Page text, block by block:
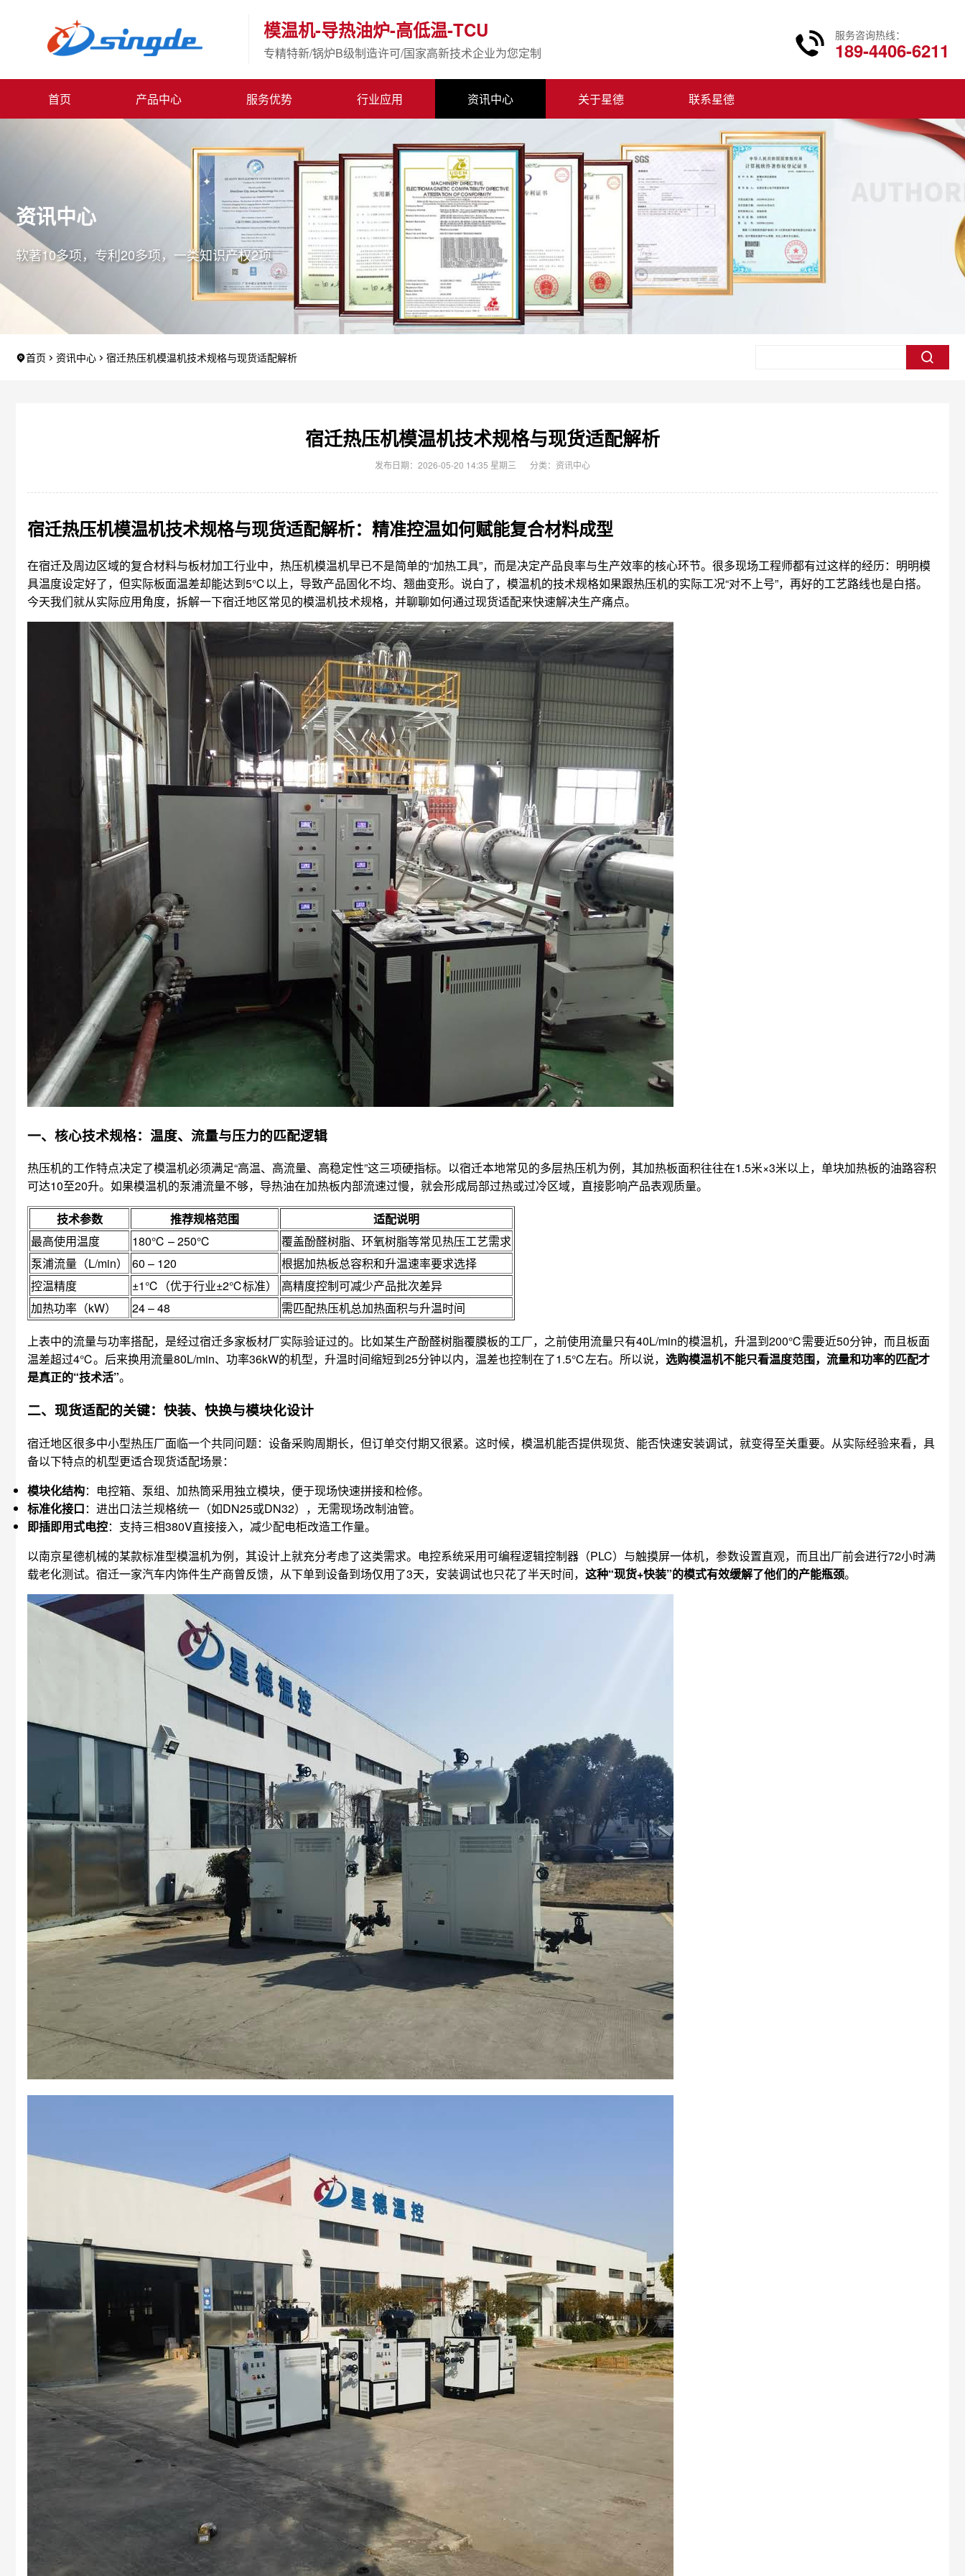
模温机-导热油炉-高低温-TCU
专精特新/锅炉B级制造许可/国家高新技术企业为您定制
服务咨询热线：
189-4406-6211
首页 产品中心 服务优势 行业应用 资讯中心 关于星德 联系星德
资讯中心
软著10多项，专利20多项，一类知识产权2项
首页 资讯中心 宿迁热压机模温机技术规格与现货适配解析
宿迁热压机模温机技术规格与现货适配解析
发布日期：2026-05-20 14:35 星期三 分类： 资讯中心
宿迁热压机模温机技术规格与现货适配解析：精准控温如何赋能复合材料成型
在宿迁及周边区域的复合材料与板材加工行业中，热压机模温机早已不是简单的“加热工具”，而是决定产品良率与生产效率的核心环节。很多现场工程师都有过这样的经历：明明模
具温度设定好了，但实际板面温差却能达到5℃以上，导致产品固化不均、翘曲变形。说白了，模温机的技术规格如果跟热压机的实际工况“对不上号”，再好的工艺路线也是白搭。
今天我们就从实际应用角度，拆解一下宿迁地区常见的模温机技术规格，并聊聊如何通过现货适配来快速解决生产痛点。
一、核心技术规格：温度、流量与压力的匹配逻辑
热压机的工作特点决定了模温机必须满足“高温、高流量、高稳定性”这三项硬指标。以宿迁本地常见的多层热压机为例，其加热板面积往往在1.5米×3米以上，单块加热板的油路容积
可达10至20升。如果模温机的泵浦流量不够，导热油在加热板内部流速过慢，就会形成局部过热或过冷区域，直接影响产品表观质量。
技术参数
推荐规格范围
适配说明
最高使用温度
180℃ – 250℃
覆盖酚醛树脂、环氧树脂等常见热压工艺需求
泵浦流量（L/min）
60 – 120
根据加热板总容积和升温速率要求选择
控温精度
±1℃（优于行业±2℃标准）
高精度控制可减少产品批次差异
加热功率（kW）
24 – 48
需匹配热压机总加热面积与升温时间
上表中的流量与功率搭配，是经过宿迁多家板材厂实际验证过的。比如某生产酚醛树脂覆膜板的工厂，之前使用流量只有40L/min的模温机，升温到200℃需要近50分钟，而且板面
温差超过4℃。后来换用流量80L/min、功率36kW的机型，升温时间缩短到25分钟以内，温差也控制在了1.5℃左右。所以说， 选购模温机不能只看温度范围，流量和功率的匹配才
是真正的“技术活”。
二、现货适配的关键：快装、快换与模块化设计
宿迁地区很多中小型热压厂面临一个共同问题：设备采购周期长，但订单交付期又很紧。这时候，模温机能否提供现货、能否快速安装调试，就变得至关重要。从实际经验来看，具
备以下特点的机型更适合现货适配场景：
模块化结构：电控箱、泵组、加热筒采用独立模块，便于现场快速拼接和检修。
标准化接口：进出口法兰规格统一（如DN25或DN32），无需现场改制油管。
即插即用式电控：支持三相380V直接接入，减少配电柜改造工作量。
以南京星德机械的某款标准型模温机为例，其设计上就充分考虑了这类需求。电控系统采用可编程逻辑控制器（PLC）与触摸屏一体机，参数设置直观，而且出厂前会进行72小时满
载老化测试。宿迁一家汽车内饰件生产商曾反馈，从下单到设备到场仅用了3天，安装调试也只花了半天时间， 这种“现货+快装”的模式有效缓解了他们的产能瓶颈。